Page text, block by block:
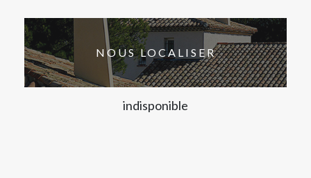
NOUS LOCALISER
indisponible